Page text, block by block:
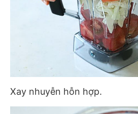
Xay nhuyễn hỗn hợp.